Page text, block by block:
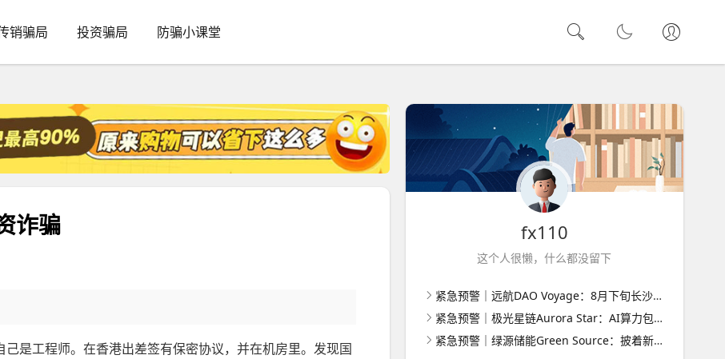
销骗局 投资骗局 防骗小课堂
诈骗
是工程师。在香港出差签有保密协议，并在机房里。发现国
fx110
这个人很懒，什么都没留下
紧急预警｜远航DAO Voyage：8月下旬长沙启动大会，旧盘团队平移，RWA+大宗商品包装——又是庞氏滚盘的老剧本
紧急预警｜极光星链Aurora Star：AI算力包装下的快盘骗局，认购即入坑
紧急预警｜绿源储能Green Source：披着新能源外衣的庞氏传销盘，8月千人大会就是收割信号